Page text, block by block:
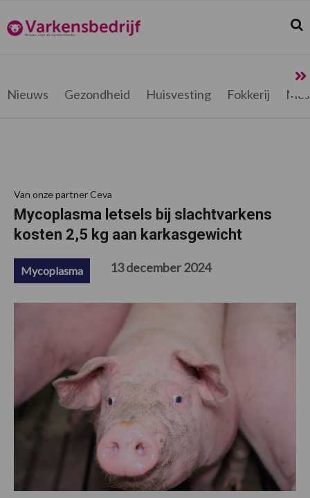
de
hoofdnavigatie
de
hoofd
de
eerste
de
voettekst
Varkensbedrijf.be
Nieuws Gezondheid Huisvesting Fokkerij
Van onze partner Ceva
Mycoplasma letsels bij slachtvarkens
kosten 2,5 kg aan karkasgewicht
Mycoplasma 13 december 2024